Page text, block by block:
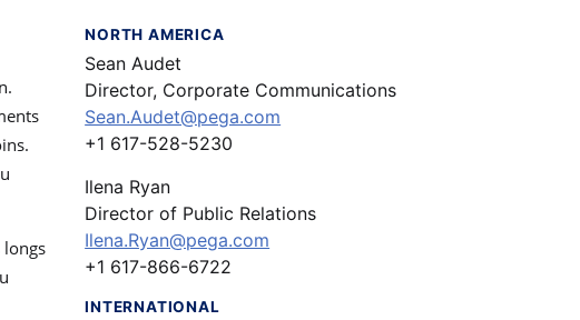
longs
NORTH AMERICA
Sean Audet
Director, Corporate Communications
Sean.Audet@pega.com
+1 617-528-5230
Ilena Ryan
Director of Public Relations
Ilena.Ryan@pega.com
+1 617-866-6722
INTERNATIONAL